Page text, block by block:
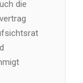
die